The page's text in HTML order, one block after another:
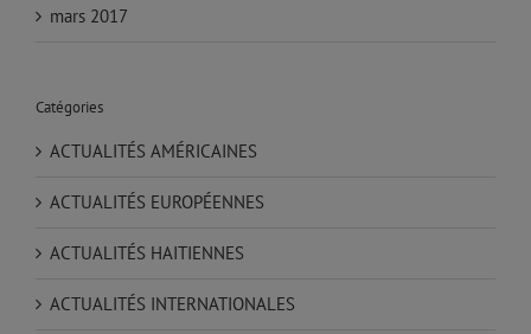
mars 2017
Catégories
ACTUALITÉS AMÉRICAINES
ACTUALITÉS EUROPÉENNES
ACTUALITÉS HAITIENNES
ACTUALITÉS INTERNATIONALES